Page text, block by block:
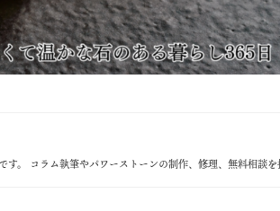
コラム執筆やパワーストーンの制作、修理、無料相談を